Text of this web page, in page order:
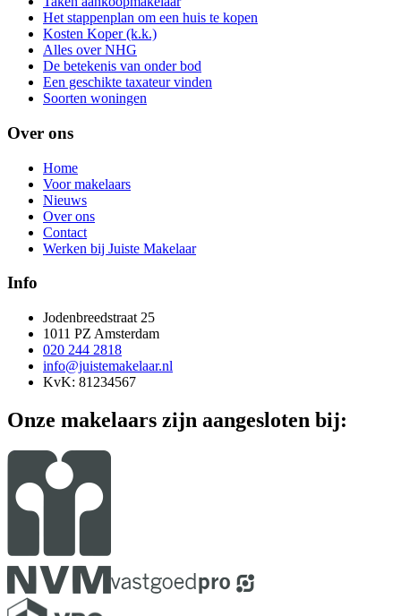
Het stappenplan om een huis te kopen
Kosten Koper (k.k.)
Alles over NHG
De betekenis van onder bod
Een geschikte taxateur vinden
Soorten woningen
Over ons
Home
Voor makelaars
Nieuws
Over ons
Contact
Werken bij Juiste Makelaar
Info
Jodenbreedstraat 25
1011 PZ Amsterdam
020 244 2818
info@juistemakelaar.nl
KvK: 81234567
Onze makelaars zijn aangesloten bij: